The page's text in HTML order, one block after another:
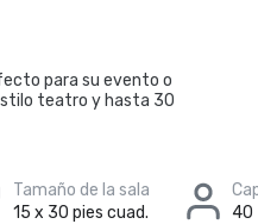
para su evento o
teatro y hasta 30
Tamaño de la sala
15 x 30 pies cuad.
40